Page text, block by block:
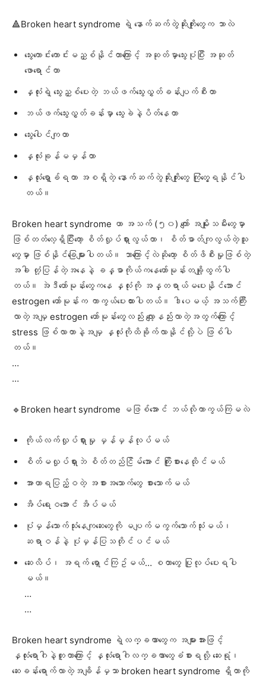
🔺Broken heart syndrome ရဲ့ နောက်ဆက်တွဲဆိုးကျိုးတွေက ဘာလဲ
သွေးကောင်းကောင်းမညှစ်နိုင်တာကြောင့် အဆုတ်မှာသွေးပုံပြီး အဆုတ်
ဖောရောင်တာ
နှလုံးရဲ့ သွေးညှစ်ပေးတဲ့ ဘယ်ဖက်သွေးလွှတ်ခန်းပျက်စီးတာ
ဘယ်ဖက်သွေးလွှတ်ခန်းမှာ သွေးခဲနဲ့ပိတ်နေတာ
သွေးပေါင်ကျတာ
နှလုံးခုန်မမှန်တာ
နှလုံးရှော့ခ်ရတာ အစရှိတဲ့ နောက်ဆက်တွဲဆိုးကျိုးတွေ ကြုံတွေ့ရနိုင်ပါ
တယ်။
Broken heart syndrome ဟာ အသက် (၅၀) ကျော် အမျိုးသမီးတွေမှာ
ဖြစ်တတ်လေ့ရှိပြီးတော့ စိတ်လှုပ်ရှားလွယ်တာ၊ စိတ်ဓာတ်ကျလွယ်တဲ့သူ
တွေမှာ ဖြစ်နိုင်ခြေများပါတယ်။ ဘာကြောင့်လဲဆိုတော့ စိတ်ဖိစီးမှုဖြစ်တဲ့
အခါ တုံ့ပြန်တဲ့အနေနဲ့ ခန္ဓာကိုယ်ကနေဟော်မုန်းတချို့ထွက်ပါ
တယ်။ အဲဒီဟော်မုန်းတွေကနေ နှလုံးကို အန္တရာယ်မပေးနိုင်အောင်
estrogen ဟော်မုန်းက ကာကွယ်ပေးထားပါတယ်။ ဒါပေမယ့် အသက်ကြီး
လာတဲ့အမျှ estrogen ဟော်မုန်းတွေလည်း လျော့နည်းလာတဲ့အတွက်ကြောင့်
stress ဖြစ်လာတာနဲ့အမျှ နှလုံးကိုထိခိုက်လာနိုင်လို့ပဲ ဖြစ်ပါ
တယ်။
…
…
🔹Broken heart syndrome မဖြစ်အောင် ဘယ်လိုကာကွယ်ကြမလဲ
ကိုယ်လက်လှုပ်ရှားမှု မှန်မှန်လုပ်မယ်
စိတ်မလှုပ်ရှားဘဲ စိတ်တည်ငြိမ်အောင် ကြိုးစားနေထိုင်မယ်
အာဟာရပြည့်ဝတဲ့ အစားအသောက်တွေ စားသောက်မယ်
အိပ်ရေးဝအောင် အိပ်မယ်
ပုံမှန်သောက်သုံးနေကျဆေးတွေကို မပျက်မကွက်သောက်သုံးမယ်၊
ဆရာဝန်နဲ့ ပုံမှန်ပြသတိုင်ပင်မယ်
ဆေးလိပ်၊ အရက် ‌ရှောင်ကြဥ်မယ်… စတာတွေ ပြုလုပ်ပေးရပါ
မယ်။
…
…
Broken heart syndrome ရဲ့လက္ခဏာတွေက အများအားဖြင့်
နှလုံးရောဂါနဲ့တူတာကြောင့် နှလုံးရောဂါလက္ခဏာတွေခံစားရလို့ ဆေးရုံ၊
ဆေးခန်းရောက်လာတဲ့အချိန်မှသာ broken heart syndrome ရှိတာကို